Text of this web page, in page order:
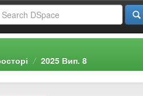
2025 Вип. 8